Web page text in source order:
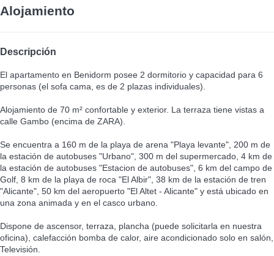
Alojamiento
Descripción
El apartamento en Benidorm posee 2 dormitorio y capacidad para 6
personas (el sofa cama, es de 2 plazas individuales).
Alojamiento de 70 m² confortable y exterior. La terraza tiene vistas a
calle Gambo (encima de ZARA).
Se encuentra a 160 m de la playa de arena "Playa levante", 200 m de
la estación de autobuses "Urbano", 300 m del supermercado, 4 km de
la estación de autobuses "Estacion de autobuses", 6 km del campo de
Golf, 8 km de la playa de roca "El Albir", 38 km de la estación de tren
"Alicante", 50 km del aeropuerto "El Altet - Alicante" y está ubicado en
una zona animada y en el casco urbano.
Dispone de ascensor, terraza, plancha (puede solicitarla en nuestra
oficina), calefacción bomba de calor, aire acondicionado solo en salón,
Televisión.